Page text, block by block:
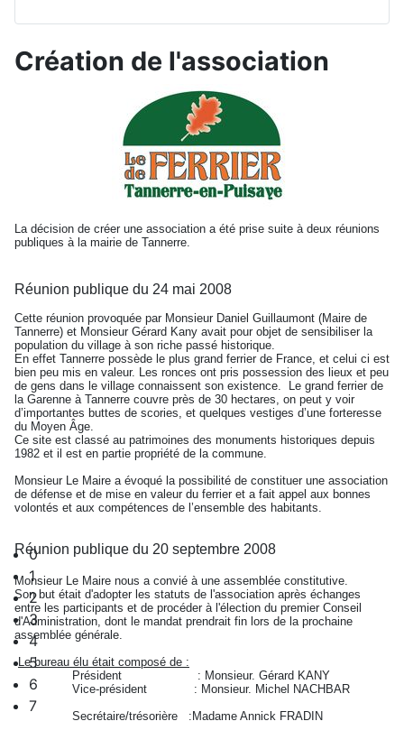
0
1
2
3
4
5
6
7
Création de l'association
La décision de créer une association a été prise suite à deux réunions
publiques à la mairie de Tannerre.
Réunion publique du 24 mai 2008
Cette réunion provoquée par Monsieur Daniel Guillaumont (Maire de
Tannerre) et Monsieur Gérard Kany avait pour objet de sensibiliser la
population du village à son riche passé historique.
En effet Tannerre possède le plus grand ferrier de France, et celui ci est
bien peu mis en valeur. Les ronces ont pris possession des lieux et peu
de gens dans le village connaissent son existence. Le grand ferrier de
la Garenne à Tannerre couvre près de 30 hectares, on peut y voir
d’importantes buttes de scories, et quelques vestiges d’une forteresse
du Moyen Âge.
Ce site est classé au patrimoines des monuments historiques depuis
1982 et il est en partie propriété de la commune.
Monsieur Le Maire a évoqué la possibilité de constituer une association
de défense et de mise en valeur du ferrier et a fait appel aux bonnes
volontés et aux compétences de l’ensemble des habitants.
Réunion publique du 20 septembre 2008
Monsieur Le Maire nous a convié à une assemblée constitutive.
Son but était d'adopter les statuts de l'association après échanges
entre les participants et de procéder à l'élection du premier Conseil
d'Administration, dont le mandat prendrait fin lors de la prochaine
assemblée générale.
Le bureau élu était composé de :
Président : Monsieur. Gérard KANY
Vice-président : Monsieur. Michel NACHBAR
Secrétaire/trésorière :Madame Annick FRADIN